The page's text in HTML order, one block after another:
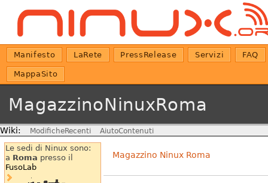
Manifesto LaRete PressRelease Servizi FAQ
MappaSito
MagazzinoNinuxRoma
Wiki: ModificheRecenti AiutoContenuti
Le sedi di Ninux sono:
a Roma presso il
FusoLab
Magazzino Ninux Roma